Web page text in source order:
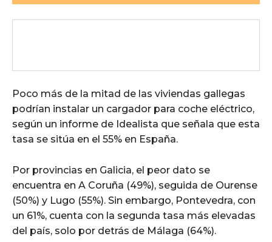
Poco más de la mitad de las viviendas gallegas
podrían instalar un cargador para coche eléctrico,
según un informe de Idealista que señala que esta
tasa se sitúa en el 55% en España.
Por provincias en Galicia, el peor dato se
encuentra en A Coruña (49%), seguida de Ourense
(50%) y Lugo (55%). Sin embargo, Pontevedra, con
un 61%, cuenta con la segunda tasa más elevadas
del país, solo por detrás de Málaga (64%).